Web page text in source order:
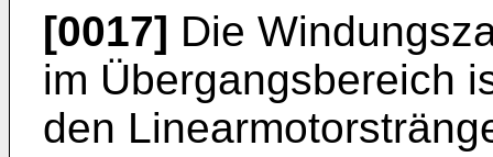
[0017] Die
im Übergangsbereich
den